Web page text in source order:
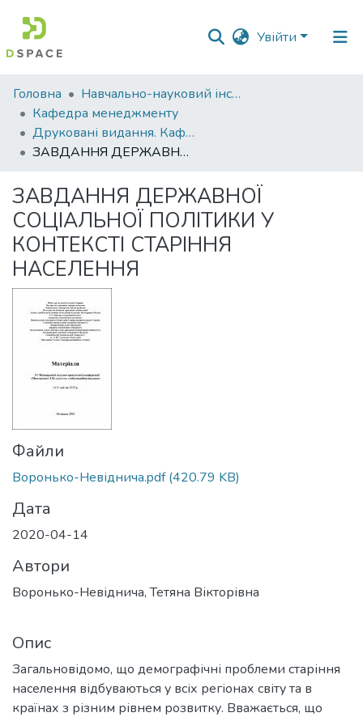
Увійти
Фонди
та
зібрання
Пошук за критеріями
Статистика
Головна
Навчально-науковий інститут економіки, управління, права та інформаційних технологій
Кафедра менеджменту
Друковані видання. Кафедра менеджменту ім. І.А. Маркіної
ЗАВДАННЯ ДЕРЖАВНОЇ СОЦІАЛЬНОЇ ПОЛІТИКИ У КОНТЕКСТІ СТАРІННЯ НАСЕЛЕННЯ
ЗАВДАННЯ ДЕРЖАВНОЇ
СОЦІАЛЬНОЇ ПОЛІТИКИ У
КОНТЕКСТІ СТАРІННЯ
НАСЕЛЕННЯ
Файли
Воронько-Невіднича.pdf(420.79 KB)
Дата
2020-04-14
Автори
Воронько-Невіднича, Тетяна Вікторівна
Опис
Загальновідомо, що демографічні проблеми старіння
населення відбуваються у всіх регіонах світу та в
країнах з різним рівнем розвитку. Вважається, що